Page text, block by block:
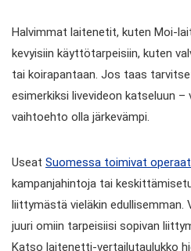
Halvimmat laitenetit, kuten Moi-
kevyisiin käyttötarpeisiin, kuten
tai koirapantaan. Jos taas
esimerkiksi livevideon katseluun –
vaihtoehto olla järkevämpi.
Useat Suomessa toimivat
kampanjahintoja tai
liittymästä vieläkin edullisemman.
juuri omiin tarpeisiisi sopivan
Katso laitenetti-vertailutaulukko